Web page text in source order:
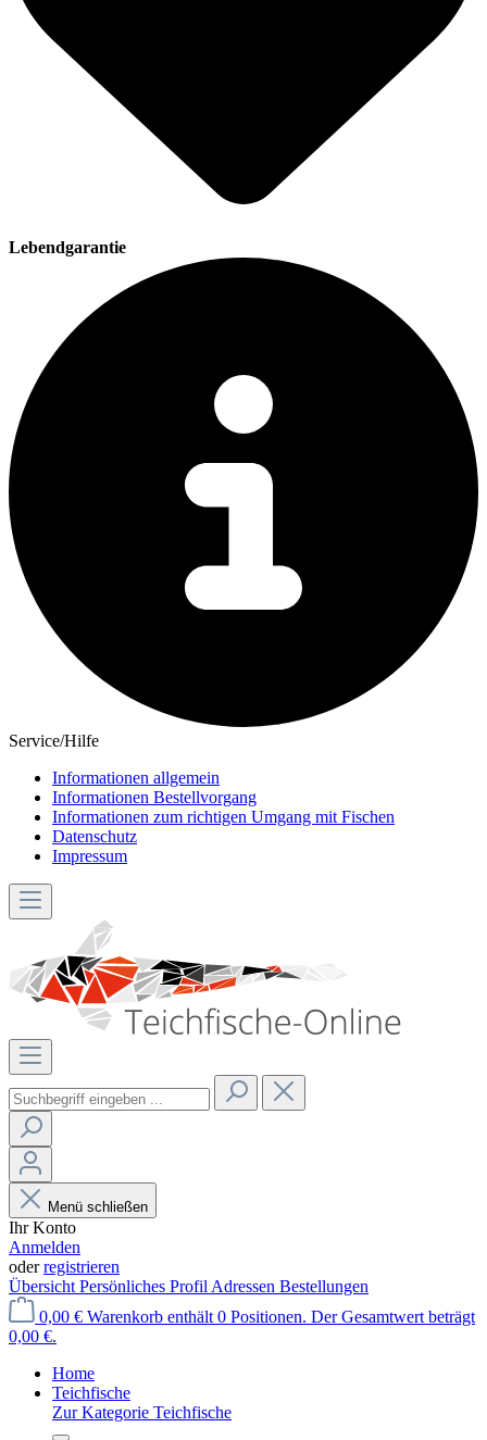
Lebendgarantie
Service/Hilfe
Informationen allgemein
Informationen Bestellvorgang
Informationen zum richtigen Umgang mit Fischen
Datenschutz
Impressum
Menü schließen
Ihr Konto
Anmelden
oderregistrieren
Übersicht Persönliches Profil Adressen Bestellungen
0,00 € Warenkorb enthält 0 Positionen. Der Gesamtwert beträgt
0,00 €.
Home
Teichfische
Zur Kategorie Teichfische